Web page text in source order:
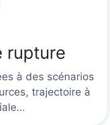
rupture
à des scénarios
trajectoire à